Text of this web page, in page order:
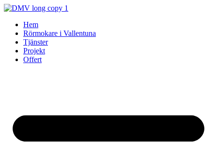
Skip
contentHem
Rörmokare i Vallentuna
Tjänster
Projekt
Offert